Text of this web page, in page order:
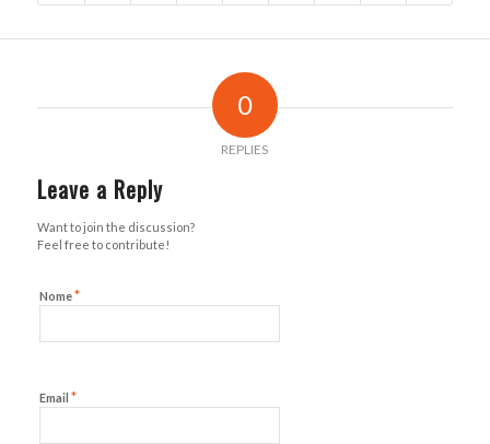
0
REPLIES
Leave a Reply
Want to join the discussion?
Feel free to contribute!
Nome*
Email *